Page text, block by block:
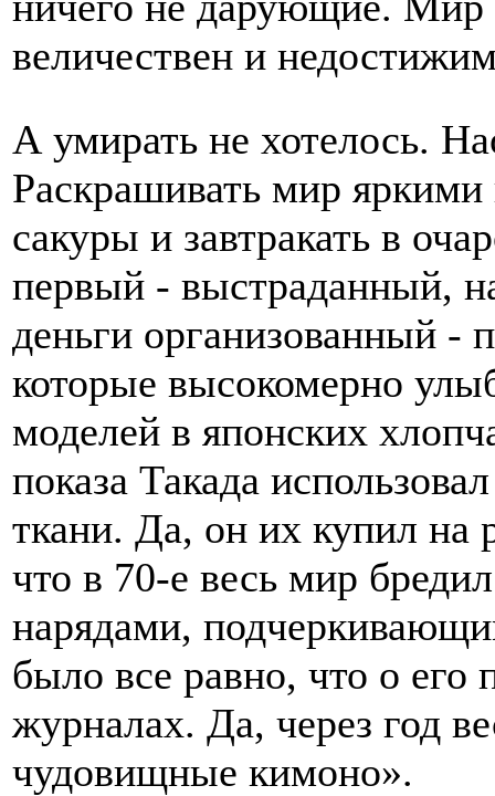
величествен и
А умирать не хотелось.
Раскрашивать мир яркими
сакуры и завтракать в
первый - выстраданный,
деньги организованный -
которые высокомерно
моделей в японских
показа Такада
ткани. Да, он их купил на
что в 70-е весь мир
нарядами,
было все равно, что о его
журналах. Да, через год
чудовищные кимоно».